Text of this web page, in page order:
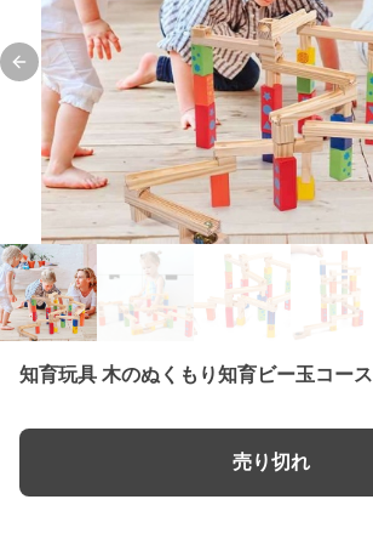
Previous slide
知育玩具 木のぬくもり知育ビー玉コース
売り切れ